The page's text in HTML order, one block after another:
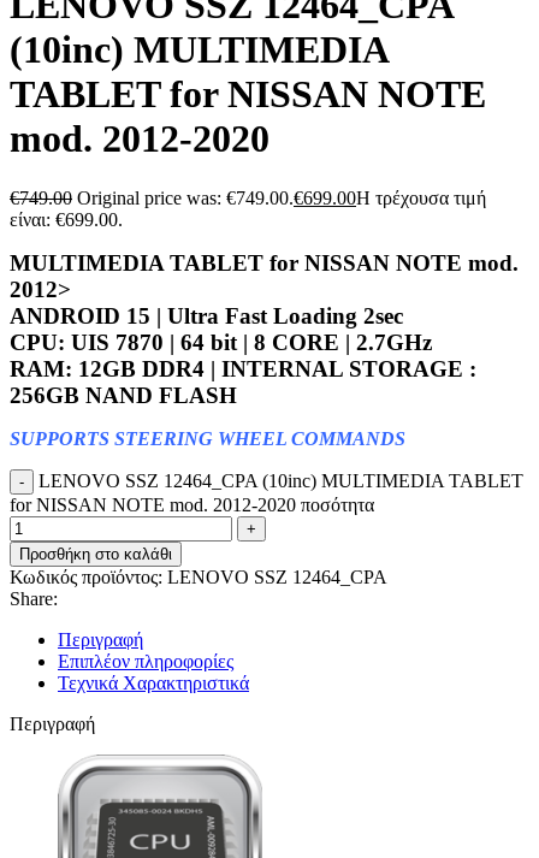
(10inc) MULTIMEDIA
TABLET for NISSAN NOTE
mod. 2012-2020
€749.00 Original price was: €749.00.€699.00Η τρέχουσα τιμή
είναι: €699.00.
MULTIMEDIA TABLET for NISSAN NOTE mod.
2012>
ANDROID 15 | Ultra Fast Loading 2sec
CPU: UIS 7870 | 64 bit | 8 CORE | 2.7GHz
RAM: 12GB DDR4 | INTERNAL STORAGE :
256GB NAND FLASH
SUPPORTS STEERING WHEEL COMMANDS
LENOVO SSZ 12464_CPA (10inc) MULTIMEDIA TABLET
for NISSAN NOTE mod. 2012-2020 ποσότητα
Προσθήκη στο καλάθι
Κωδικός προϊόντος: LENOVO SSZ 12464_CPA
Share:
Περιγραφή
Επιπλέον πληροφορίες
Τεχνικά Χαρακτηριστικά
Περιγραφή